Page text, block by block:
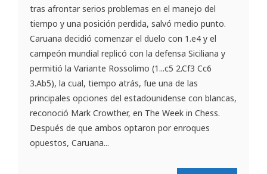
tras afrontar serios problemas en el manejo del
tiempo y una posición perdida, salvó medio punto.
Caruana decidió comenzar el duelo con 1.e4 y el
campeón mundial replicó con la defensa Siciliana y
permitió la Variante Rossolimo (1...c5 2.Cf3 Cc6
3.Ab5), la cual, tiempo atrás, fue una de las
principales opciones del estadounidense con blancas,
reconoció Mark Crowther, en The Week in Chess.
Después de que ambos optaron por enroques
opuestos, Caruana...